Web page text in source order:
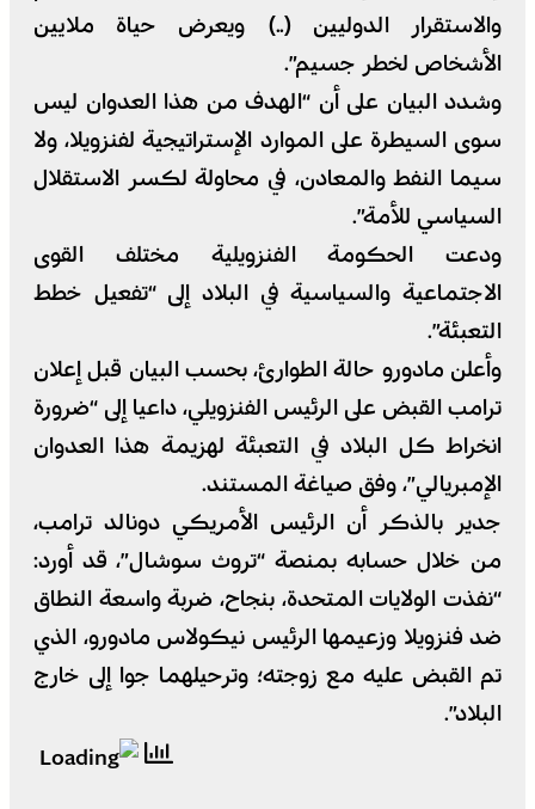
والاستقرار الدوليين (..) ويعرض حياة ملايين
الأشخاص لخطر جسيم”.
وشدد البيان على أن “الهدف من هذا العدوان ليس
سوى السيطرة على الموارد الإستراتيجية لفنزويلا، ولا
سيما النفط والمعادن، في محاولة لكسر الاستقلال
السياسي للأمة”.
ودعت الحكومة الفنزويلية مختلف القوى
الاجتماعية والسياسية في البلاد إلى “تفعيل خطط
التعبئة”.
وأعلن مادورو حالة الطوارئ، بحسب البيان قبل إعلان
ترامب القبض على الرئيس الفنزويلي، داعيا إلى “ضرورة
انخراط كل البلاد في التعبئة لهزيمة هذا العدوان
الإمبريالي”، وفق صياغة المستند.
جدير بالذكر أن الرئيس الأمريكي دونالد ترامب،
من خلال حسابه بمنصة “تروث سوشال”، قد أورد:
“نفذت الولايات المتحدة، بنجاح، ضربة واسعة النطاق
ضد فنزويلا وزعيمها الرئيس نيكولاس مادورو، الذي
تم القبض عليه مع زوجته؛ وترحيلهما جوا إلى خارج
البلاد”.